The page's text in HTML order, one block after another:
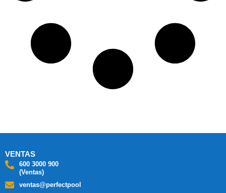
VENTAS
600 3000 900
(Ventas)
ventas@perfectpool